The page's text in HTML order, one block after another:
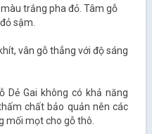
màu trắng pha đỏ. Tâm gỗ
sậm.
vân gỗ thẳng với độ sáng
Dẻ Gai không có khả năng
chất bảo quản nên các
mối mọt cho gỗ thô.